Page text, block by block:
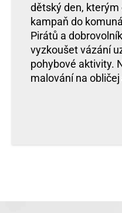
dětský den,
kampaň do
Pirátů a
vyzkoušet vázání
pohybové aktivity.
malování na